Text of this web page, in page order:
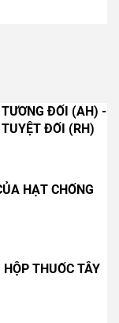
ĐỐI (AH) -
ĐỐI (RH)
HẠT CHỐNG
THUỐC TÂY